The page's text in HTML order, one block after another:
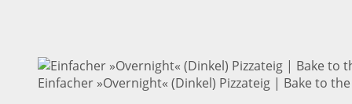
Einfacher »Overnight« (Dinkel) Pizzateig | Bake to